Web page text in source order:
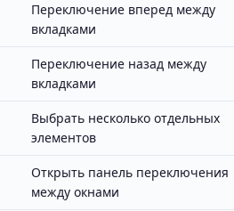
Переключение вперед между
вкладками
Переключение назад между
вкладками
Выбрать несколько отдельных
элементов
Открыть панель переключения
между окнами